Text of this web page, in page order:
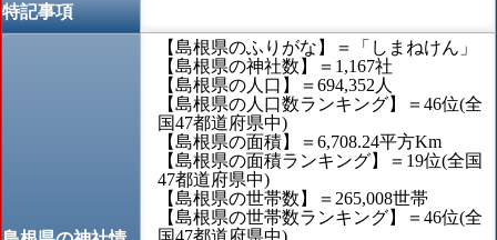
特記事項
【島根県のふりがな】＝「しまねけん」
【島根県の神社数】＝1,167社
【島根県の人口】＝694,352人
【島根県の人口数ランキング】＝46位(全
国47都道府県中)
【島根県の面積】＝6,708.24平方Km
【島根県の面積ランキング】＝19位(全国
47都道府県中)
【島根県の世帯数】＝265,008世帯
【島根県の世帯数ランキング】＝46位(全
国47都道府県中)